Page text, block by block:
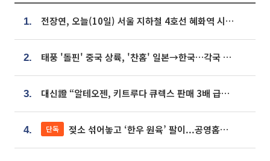
1. 전장연, 오늘(10일) 서울 지하철 4호선 혜화역 시위…1호선 용산역 무정차
2. 태풍 '돌핀' 중국 상륙, '찬홈' 일본→한국…각국 기상청 예상 경로는?
3. 대신證 “알테오젠, 키트루다 큐렉스 판매 3배 급증…목표가 41만원 상향”
4. 단독 젖소 섞어놓고 ‘한우 원육’ 팔이...공영홈쇼핑 표기·검증 구멍